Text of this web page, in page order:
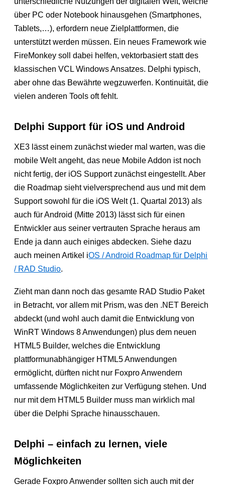
über PC oder Notebook hinausgehen (Smartphones,
Tablets,…), erfordern neue Zielplattformen, die
unterstützt werden müssen. Ein neues Framework wie
FireMonkey soll dabei helfen, vektorbasiert statt des
klassischen VCL Windows Ansatzes. Delphi typisch,
aber ohne das Bewährte wegzuwerfen. Kontinuität, die
vielen anderen Tools oft fehlt.
Delphi Support für iOS und Android
XE3 lässt einem zunächst wieder mal warten, was die
mobile Welt angeht, das neue Mobile Addon ist noch
nicht fertig, der iOS Support zunächst eingestellt. Aber
die Roadmap sieht vielversprechend aus und mit dem
Support sowohl für die iOS Welt (1. Quartal 2013) als
auch für Android (Mitte 2013) lässt sich für einen
Entwickler aus seiner vertrauten Sprache heraus am
Ende ja dann auch einiges abdecken. Siehe dazu
auch meinen Artikel iOS / Android Roadmap für Delphi
/ RAD Studio.
Zieht man dann noch das gesamte RAD Studio Paket
in Betracht, vor allem mit Prism, was den .NET Bereich
abdeckt (und wohl auch damit die Entwicklung von
WinRT Windows 8 Anwendungen) plus dem neuen
HTML5 Builder, welches die Entwicklung
plattformunabhängiger HTML5 Anwendungen
ermöglicht, dürften nicht nur Foxpro Anwendern
umfassende Möglichkeiten zur Verfügung stehen. Und
nur mit dem HTML5 Builder muss man wirklich mal
über die Delphi Sprache hinausschauen.
Delphi – einfach zu lernen, viele
Möglichkeiten
Gerade Foxpro Anwender sollten sich auch mit der